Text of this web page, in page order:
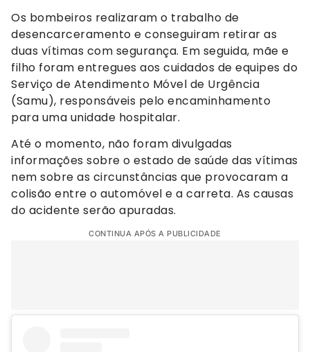
Os bombeiros realizaram o trabalho de
desencarceramento e conseguiram retirar as
duas vítimas com segurança. Em seguida, mãe e
filho foram entregues aos cuidados de equipes do
Serviço de Atendimento Móvel de Urgência
(Samu), responsáveis pelo encaminhamento
para uma unidade hospitalar.
Até o momento, não foram divulgadas
informações sobre o estado de saúde das vítimas
nem sobre as circunstâncias que provocaram a
colisão entre o automóvel e a carreta. As causas
do acidente serão apuradas.
CONTINUA APÓS A PUBLICIDADE